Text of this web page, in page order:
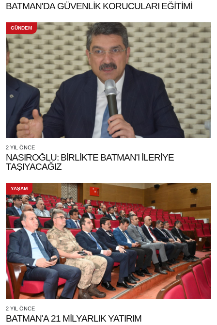
BATMAN'DA GÜVENLİK KORUCULARI EĞİTİMİ
GÜNDEM
2 YIL ÖNCE
NASIROĞLU: BİRLİKTE BATMAN'I İLERİYE
TAŞIYACAĞIZ
YAŞAM
2 YIL ÖNCE
BATMAN'A 21 MİLYARLIK YATIRIM